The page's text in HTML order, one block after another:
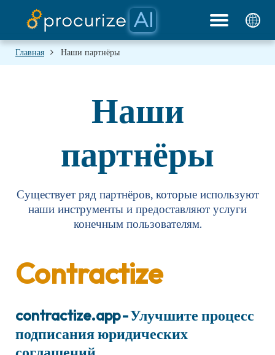
Платформа
Цены
Документация
Блог
Партнеры
Главная Наши партнёры
Наши
партнёры
Существует ряд партнёров, которые используют
наши инструменты и предоставляют услуги
конечным пользователям.
Contractize
contractize.app- Улучшите процесс
подписания юридических